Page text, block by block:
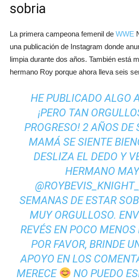
sobria
La primera campeona femenil de WWE
una publicación de Instagram donde
limpia durante dos años. También está
hermano Roy porque ahora lleva seis
HE PUBLICADO ALGO
¡PERO TAN
PROGRESO! 2 AÑOS DE
MAMÁ SE SIENTE
DESLIZA EL DEDO Y
HERMANO
SEMANAS DE ESTAR
MUY ORGULLOSO.
REVÉS EN POCO MENOS
POR FAVOR, BRINDE
APOYO EN LOS
MERECE
NO PUEDO